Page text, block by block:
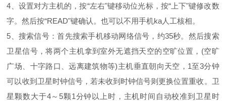
4、设置对方主机的，按“左右"键移动位光标，按“上下"键修改数
字。然后按“READ"键确认。也可以不用手机ka人工核相。
5、搜索信号：首先搜索手机移动网络信号，约35秒。然后搜索
卫星信号，将两个主机拿到室外无遮挡天空的空旷位置，(空旷
广场、十字路口、远离建筑物等)主机垂直朝向天空，1至3分钟
可以收到卫星时钟信号，若未收到时钟信号则更换位置重收。卫
星颗数大于4～5颗1分钟以上时，主机时间自动校准到卫星时